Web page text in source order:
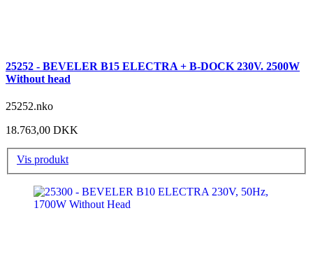
25252 - BEVELER B15 ELECTRA + B-DOCK 230V. 2500W
Without head
25252.nko
18.763,00 DKK
Vis produkt